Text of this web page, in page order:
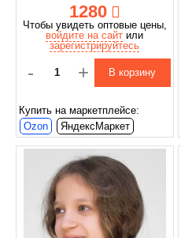
1280
Чтобы увидеть оптовые цены,
войдите на сайт или
зарегистрируйтесь
- + В корзину
Купить на маркетплейсе:
Ozon
ЯндексМаркет